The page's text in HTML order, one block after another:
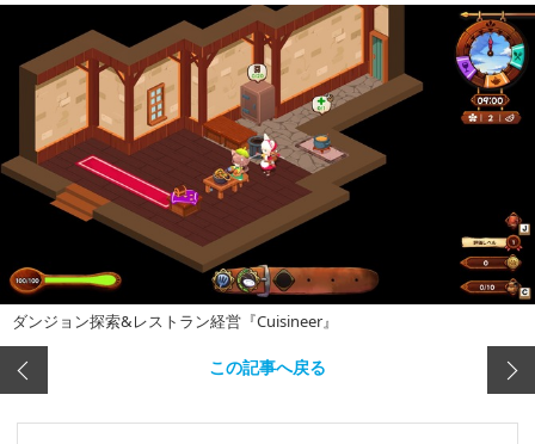
ダンジョン探索&レストラン経営『Cuisineer』
この記事へ戻る